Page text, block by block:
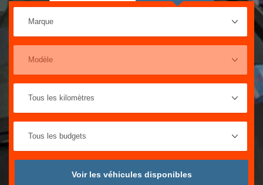
Voir les véhicules disponibles